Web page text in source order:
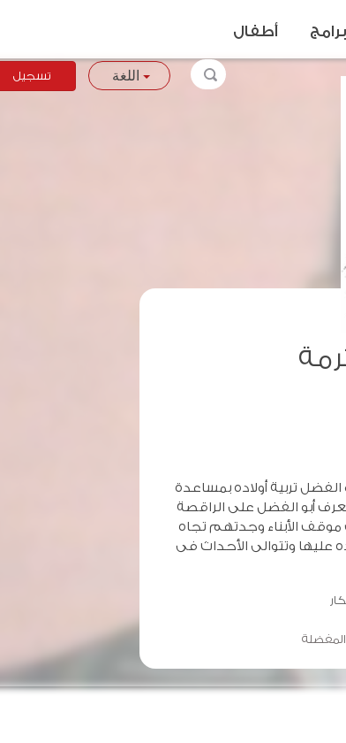
تربية أولاده بمساعدة
أبو الفضل على الراقصة
الأبناء وجدتهم تجاه
عليها وتتوالى الأحداث فى
برامج أطفال
اللغة تسجيل